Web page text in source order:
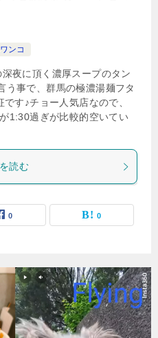
ンコ
夜に頂く濃厚スープのタン
う事で、群馬の極濃湯麺フタ
す♪チョー人気店なので、
1:30過ぎが比較的空いてい
読む
0 0